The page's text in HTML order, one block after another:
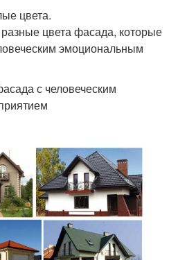
цвета.
цвета фасада, которые
эмоциональным
с человеческим